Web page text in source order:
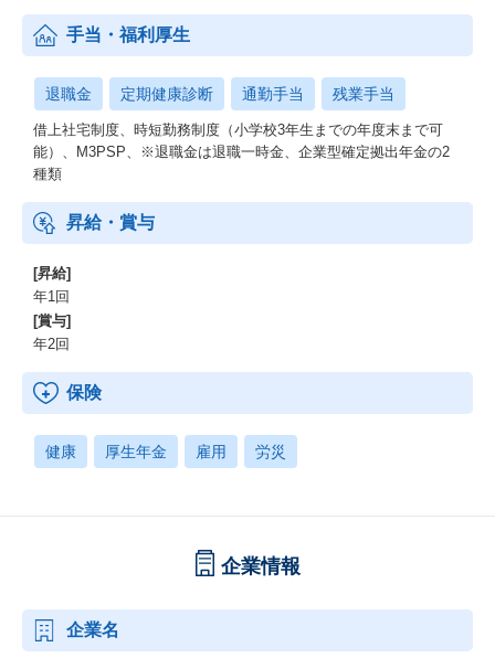
手当・福利厚生
退職金 定期健康診断 通勤手当 残業手当
借上社宅制度、時短勤務制度（小学校3年生までの年度末まで可
能）、M3PSP、※退職金は退職一時金、企業型確定拠出年金の2
種類
昇給・賞与
[昇給]
年1回
[賞与]
年2回
保険
健康 厚生年金 雇用 労災
企業情報
企業名